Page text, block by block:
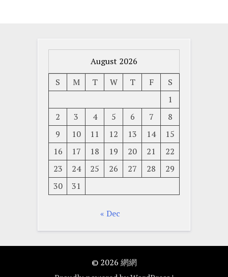
August 2026
S
M T W T F
S
1
2
3 4 5 6 7
8
9
10 11 12 13 14
15
16
17 18 19 20 21
22
23
24 25 26 27 28
29
30
31
« Dec
© 2026 網網